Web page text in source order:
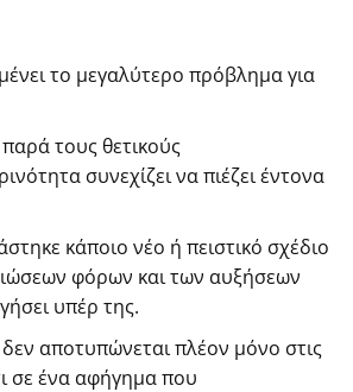
το μεγαλύτερο πρόβλημα για
τους θετικούς
συνεχίζει να πιέζει έντονα
κάποιο νέο ή πειστικό σχέδιο
φόρων και των αυξήσεων
υπέρ της.
αποτυπώνεται πλέον μόνο στις
σε ένα αφήγημα που